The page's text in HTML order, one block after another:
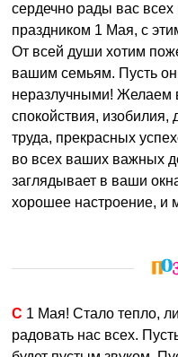
сердечно рады вас
праздником 1 Мая, с
От всей души хотим
вашим семьям. Пусть
неразлучными! Желаем
спокойствия,
труда, прекрасных
во всех ваших важных
заглядывает в ваши
хорошее настроение, и
С 1 Мая! Стало тепло, листья, цветы, птицы уже готовы
радовать нас всех.